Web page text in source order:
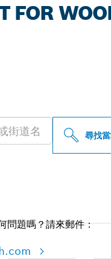
FOR
尋找
問題嗎？請來郵件：